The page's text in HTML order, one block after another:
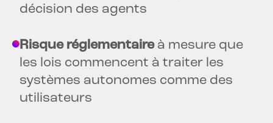
décision des agents
Risque réglementaireà mesure que
les lois commencent à traiter les
systèmes autonomes comme des
utilisateurs